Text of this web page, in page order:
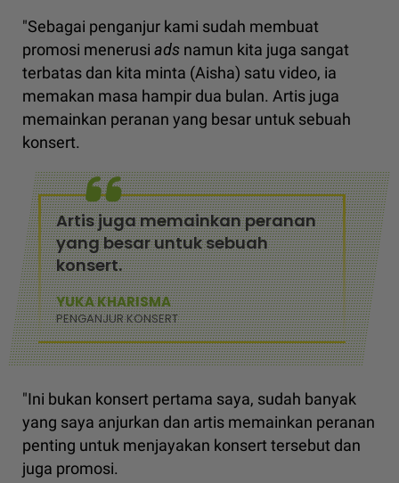
"Sebagai penganjur kami sudah membuat
promosi menerusi ads namun kita juga sangat
terbatas dan kita minta (Aisha) satu video, ia
memakan masa hampir dua bulan. Artis juga
memainkan peranan yang besar untuk sebuah
konsert.
Artis juga memainkan peranan
yang besar untuk sebuah
konsert.
YUKA KHARISMA
PENGANJUR KONSERT
"Ini bukan konsert pertama saya, sudah banyak
yang saya anjurkan dan artis memainkan peranan
penting untuk menjayakan konsert tersebut dan
juga promosi.